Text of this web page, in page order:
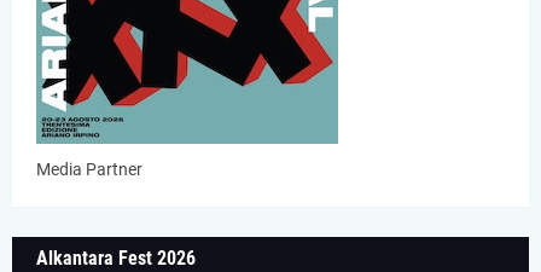
Media Partner
Alkantara Fest 2026